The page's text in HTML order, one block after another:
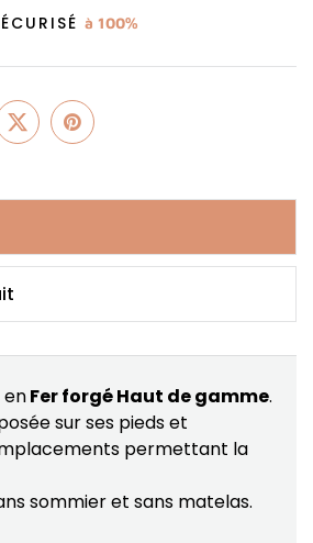
à 100%
enFer forgé Haut de gamme.
sur ses pieds et
permettant la
sommier et sans matelas.